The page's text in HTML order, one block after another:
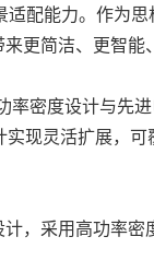
配能力。作为
更简洁、更智能
密度设计与先
现灵活扩展，
，采用高功率